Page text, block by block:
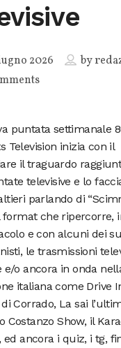
2026 by
puntata settimanale
Television inizia con il
il traguardo
televisive e lo
parlando di
format che ripercorre,
e con alcuni dei
le trasmissioni
e/o ancora in onda
italiana come Drive
Corrado, La sai
Costanzo Show, il
ed ancora i quiz, i tg,